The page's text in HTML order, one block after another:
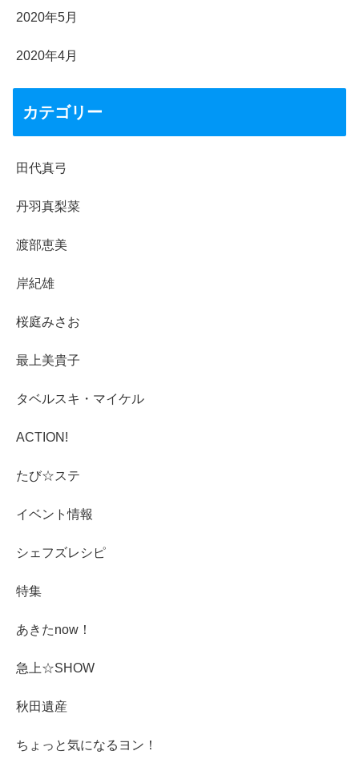
2020年5月
2020年4月
カテゴリー
田代真弓
丹羽真梨菜
渡部恵美
岸紀雄
桜庭みさお
最上美貴子
タベルスキ・マイケル
ACTION!
たび☆ステ
イベント情報
シェフズレシピ
特集
あきたnow！
急上☆SHOW
秋田遺産
ちょっと気になるヨン！